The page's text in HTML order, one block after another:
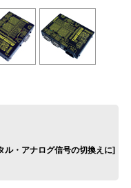
・アナログ信号の切換えに]